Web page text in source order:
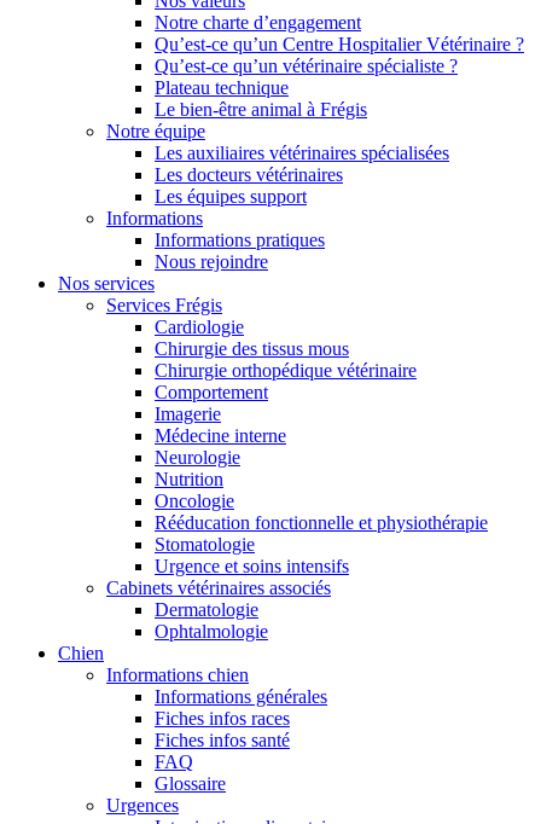
Notre charte d’engagement
Qu’est-ce qu’un Centre Hospitalier Vétérinaire ?
Qu’est-ce qu’un vétérinaire spécialiste ?
Plateau technique
Le bien-être animal à Frégis
Notre équipe
Les auxiliaires vétérinaires spécialisées
Les docteurs vétérinaires
Les équipes support
Informations
Informations pratiques
Nous rejoindre
Nos services
Services Frégis
Cardiologie
Chirurgie des tissus mous
Chirurgie orthopédique vétérinaire
Comportement
Imagerie
Médecine interne
Neurologie
Nutrition
Oncologie
Rééducation fonctionnelle et physiothérapie
Stomatologie
Urgence et soins intensifs
Cabinets vétérinaires associés
Dermatologie
Ophtalmologie
Chien
Informations chien
Informations générales
Fiches infos races
Fiches infos santé
FAQ
Glossaire
Urgences